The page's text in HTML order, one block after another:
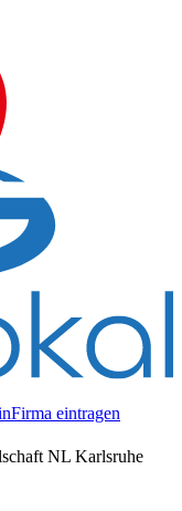
Firma eintragen
NL Karlsruhe